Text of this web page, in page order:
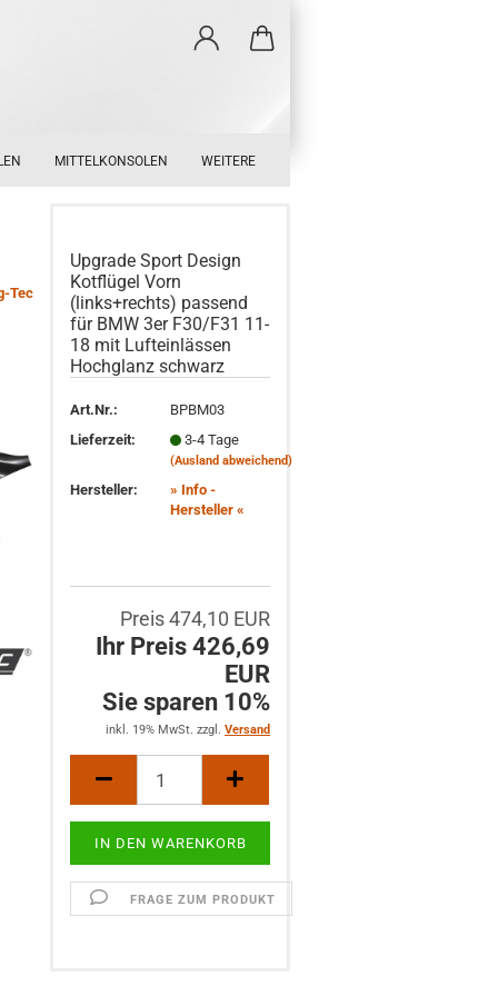
MITTELKONSOLEN WEITERE
Tec
Upgrade Sport Design
Kotflügel Vorn
(links+rechts) passend
für BMW 3er F30/F31 11-
18 mit Lufteinlässen
Hochglanz schwarz
Art.Nr.:
BPBM03
Lieferzeit:
3-4 Tage
(Ausland abweichend)
Hersteller:
» Info -
Hersteller «
Preis 474,10 EUR
Ihr Preis 426,69
EUR
Sie sparen 10%
inkl. 19% MwSt. zzgl. Versand
FRAGE ZUM PRODUKT